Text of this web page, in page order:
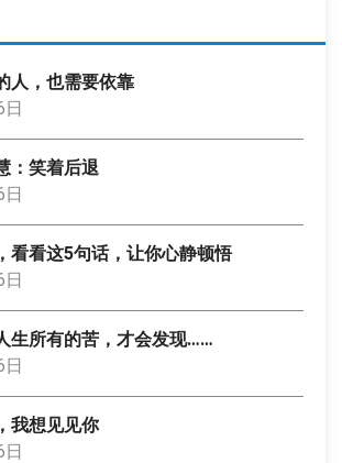
人，也需要依靠
：笑着后退
看看这5句话，让你心静顿悟
生所有的苦，才会发现……
我想见见你